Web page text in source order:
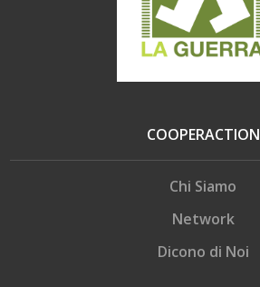
COOPERACTION
Chi Siamo
Network
Dicono di Noi